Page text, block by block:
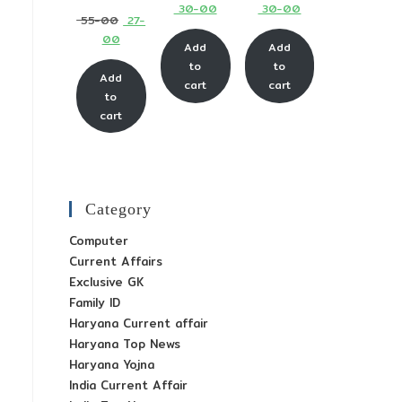
55-00 Original
was:
₹ 55-
00.
27-
00Current
price
is:
₹ 27-
00.
Add
to
cart
price
was:
₹ 65-
00.
30-00Current
price
is:
₹ 30-
00.
Add
to
cart
price
was:
₹ 65-
00.
30-00Current
price
is:
₹ 30-
00.
Add
to
cart
Category
Computer
Current Affairs
Exclusive GK
Family ID
Haryana Current affair
Haryana Top News
Haryana Yojna
India Current Affair